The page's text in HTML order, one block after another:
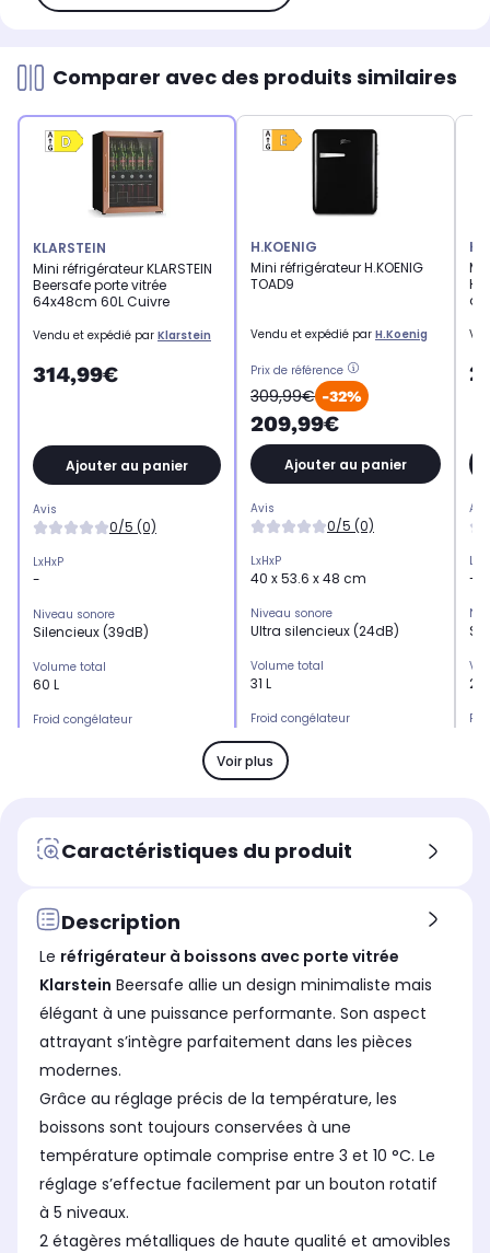
Comparer avec des produits similaires
KLARSTEIN
Mini réfrigérateur KLARSTEIN
Beersafe porte vitrée
64x48cm 60L Cuivre
Vendu et expédié par Klarstein
314,99€
Ajouter au panier
Avis
0/5 (0)
LxHxP
-
Niveau sonore
Silencieux (39dB)
Volume total
60 L
Froid congélateur
Type d'appareil
Mini Bar
Pose libre : Il peut être posé
librement dans n'importe
quelle pièce de la maison
Volume total
60 L
Niveau sonore
silencieux (39 db)
Label énergie
H.KOENIG
Mini réfrigérateur H.KOENIG
TOAD9
Vendu et expédié par H.Koenig
Prix de référence
309,99€ -32%
209,99€
Ajouter au panier
Avis
0/5 (0)
LxHxP
40 x 53.6 x 48 cm
Niveau sonore
Ultra silencieux (24dB)
Volume total
31 L
Froid congélateur
-
Type d'appareil
Mini Bar
quelle pièce de la maison
Volume total
31 L
Niveau sonore
Label énergie
dB
-
23
Voir plus
Caractéristiques du produit
Description
Le réfrigérateur à boissons avec porte vitrée
Klarstein Beersafe allie un design minimaliste mais
élégant à une puissance performante. Son aspect
attrayant s’intègre parfaitement dans les pièces
modernes.
Grâce au réglage précis de la température, les
boissons sont toujours conservées à une
température optimale comprise entre 3 et 10 °C. Le
réglage s’effectue facilement par un bouton rotatif
à 5 niveaux.
2 étagères métalliques de haute qualité et amovibles